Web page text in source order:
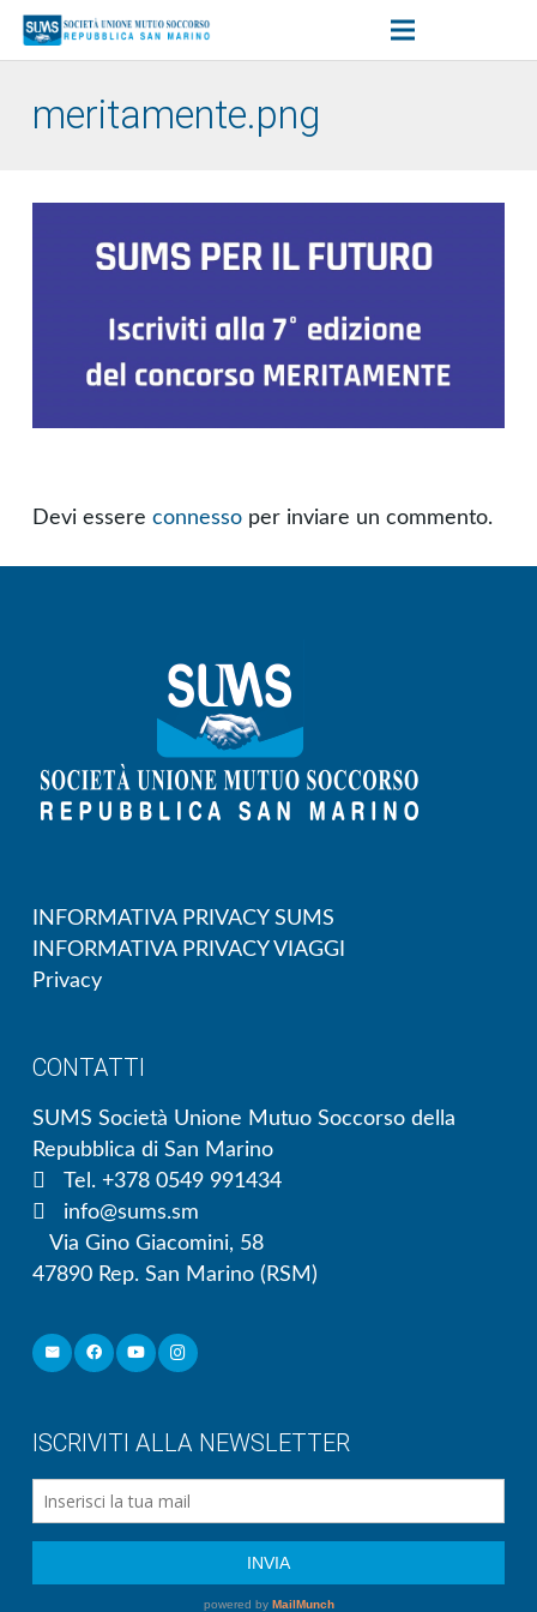
meritamente.png
Devi essere connesso per inviare un commento.
INFORMATIVA PRIVACY SUMS
INFORMATIVA PRIVACY VIAGGI
Privacy
CONTATTI
SUMS Società Unione Mutuo Soccorso della
Repubblica di San Marino
Tel. +378 0549 991434
info@sums.sm
Via Gino Giacomini, 58
47890 Rep. San Marino (RSM)
ISCRIVITI ALLA NEWSLETTER